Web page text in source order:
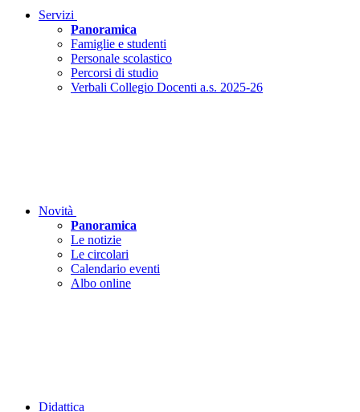
Servizi
Panoramica
Famiglie e studenti
Personale scolastico
Percorsi di studio
Verbali Collegio Docenti a.s. 2025-26
Novità
Panoramica
Le notizie
Le circolari
Calendario eventi
Albo online
Didattica